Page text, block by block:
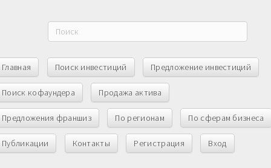
Главная Поиск инвестиций Предложение инвестиций
Поиск кофаундера Продажа актива
Предложения франшиз По регионам По сферам бизнеса
Публикации Контакты Регистрация Вход